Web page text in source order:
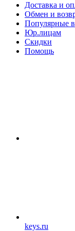
Доставка и
Обмен и
Популярные
Юр.лицам
Скидки
Помощь
keys.ru